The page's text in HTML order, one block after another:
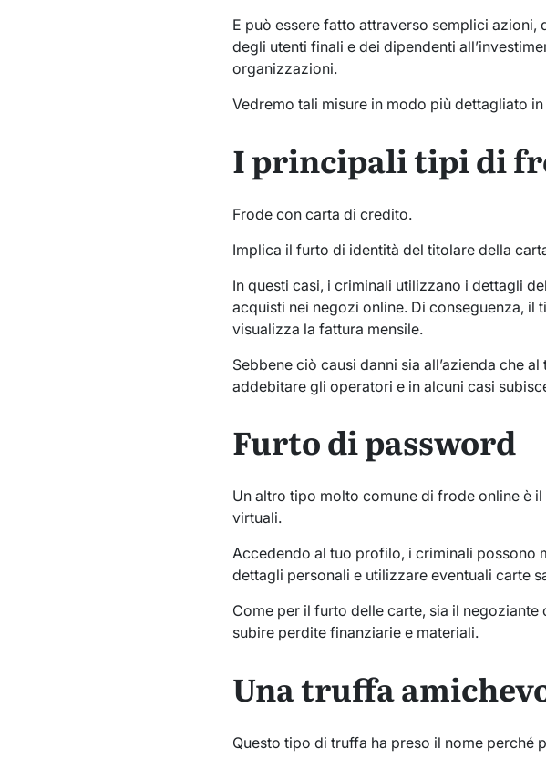
E può essere fatto attraverso semplici azioni,
degli utenti finali e dei dipendenti
organizzazioni.
Vedremo tali misure in modo più dettagliato
I principali tipi di
Frode con carta di credito.
Implica il furto di identità del titolare della
In questi casi, i criminali utilizzano i dettagli
acquisti nei negozi online. Di conseguenza,
visualizza la fattura mensile.
Sebbene ciò causi danni sia all’azienda che
addebitare gli operatori e in alcuni casi
Furto di password
Un altro tipo molto comune di frode online è
virtuali.
Accedendo al tuo profilo, i criminali
dettagli personali e utilizzare eventuali carte
Come per il furto delle carte, sia il
subire perdite finanziarie e materiali.
Una truffa
Questo tipo di truffa ha preso il nome